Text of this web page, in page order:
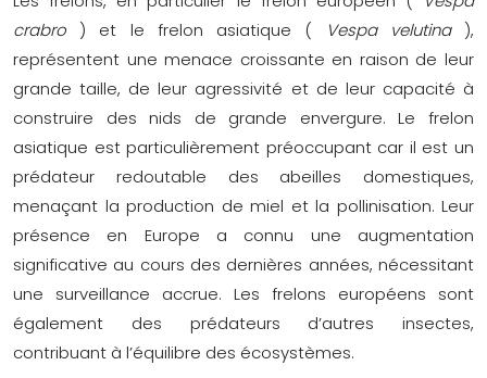
crabro ) et le frelon asiatique ( Vespa velutina ),
représentent une menace croissante en raison de leur
grande taille, de leur agressivité et de leur capacité à
construire des nids de grande envergure. Le frelon
asiatique est particulièrement préoccupant car il est un
prédateur redoutable des abeilles domestiques,
menaçant la production de miel et la pollinisation. Leur
présence en Europe a connu une augmentation
significative au cours des dernières années, nécessitant
une surveillance accrue. Les frelons européens sont
également des prédateurs d’autres insectes,
contribuant à l’équilibre des écosystèmes.